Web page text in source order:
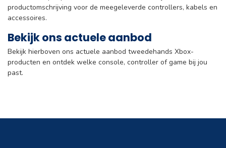
productomschrijving voor de meegeleverde controllers, kabels en
accessoires.
Bekijk ons actuele aanbod
Bekijk hierboven ons actuele aanbod tweedehands Xbox-
producten en ontdek welke console, controller of game bij jou
past.